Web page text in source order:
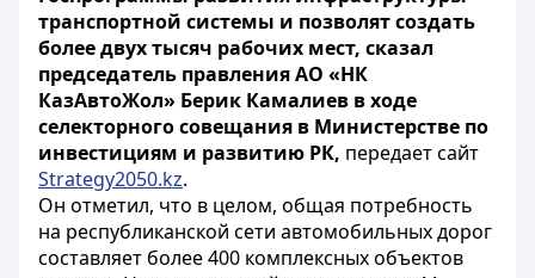
транспортной системы и позволят создать
более двух тысяч рабочих мест, сказал
председатель правления АО «НК
КазАвтоЖол» Берик Камалиев в ходе
селекторного совещания в Министерстве по
инвестициям и развитию РК, передает сайт
Strategy2050.kz.
Он отметил, что в целом, общая потребность
на республиканской сети автомобильных дорог
составляет более 400 комплексных объектов